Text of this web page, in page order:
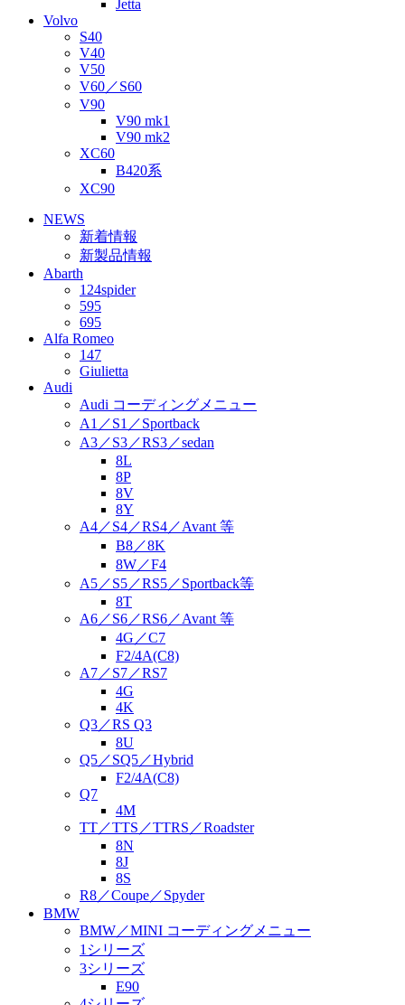
Jetta
Volvo
S40
V40
V50
V60／S60
V90
V90 mk1
V90 mk2
XC60
B420系
XC90
NEWS
新着情報
新製品情報
Abarth
124spider
595
695
Alfa Romeo
147
Giulietta
Audi
Audi コーディングメニュー
A1／S1／Sportback
A3／S3／RS3／sedan
8L
8P
8V
8Y
A4／S4／RS4／Avant 等
B8／8K
8W／F4
A5／S5／RS5／Sportback等
8T
A6／S6／RS6／Avant 等
4G／C7
F2/4A(C8)
A7／S7／RS7
4G
4K
Q3／RS Q3
8U
Q5／SQ5／Hybrid
F2/4A(C8)
Q7
4M
TT／TTS／TTRS／Roadster
8N
8J
8S
R8／Coupe／Spyder
BMW
BMW／MINI コーディングメニュー
1シリーズ
3シリーズ
E90